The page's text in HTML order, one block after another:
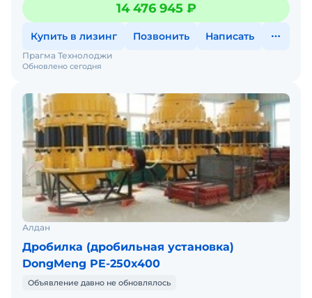
древесине.Перерабатывайте отходы прям
14 476 945 ₽
Купить в лизинг Позвонить Написать
Обновлено сегодня
Прагма Технолоджи
Алдан
Дробилка (дробильная установка)
DongMeng PE-250x400
Объявление давно не обновлялось